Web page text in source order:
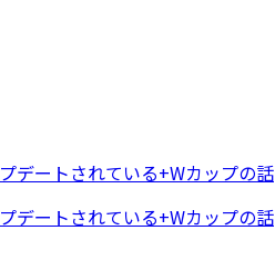
デートされている+Wカップの話
デートされている+Wカップの話